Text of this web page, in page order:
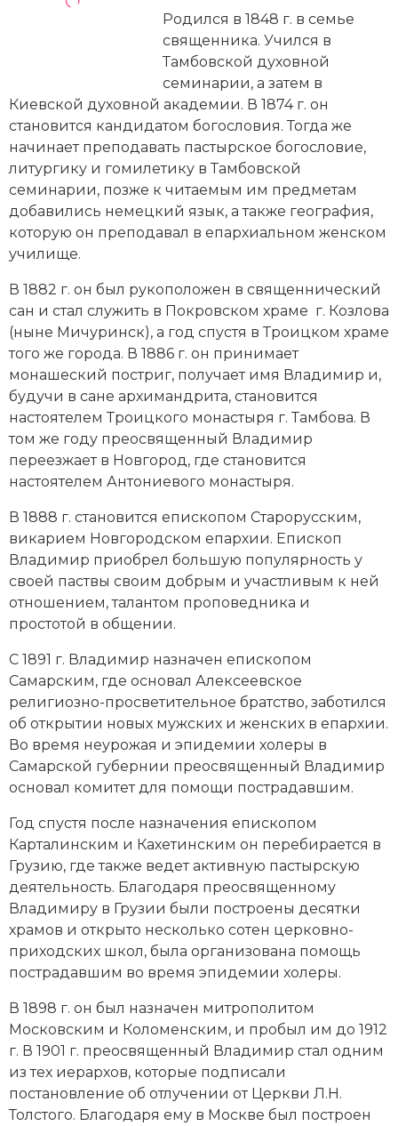
Генеалогия, геральдика
Государство и право
Империи
Историческая география и топонимика
История материальной и духовной культуры
История международных отношений
История, философия, теория и методология
исторического знания
Итория международных отношений
Латинская Америка
Новая история
Новейшая история
Образование
Общественные объединения и организации
Политическая история
Революции и народные движения
Религия и церковь
Россия
Северная Америка
Специальные исторические дисциплины
СССР
Южная Америка
Родился в 1848 г. в семье
священника. Учился в
Тамбовской духовной
семинарии, а затем в
Киевской духовной академии. В 1874 г. он
становится кандидатом богословия. Тогда же
начинает преподавать пастырское богословие,
литургику и гомилетику в Тамбовской
семинарии, позже к читаемым им предметам
добавились немецкий язык, а также география,
которую он преподавал в епархиальном женском
училище.
В 1882 г. он был рукоположен в священнический
сан и стал служить в Покровском храме г. Козлова
(ныне Мичуринск), а год спустя в Троицком храме
того же города. В 1886 г. он принимает
монашеский постриг, получает имя Владимир и,
будучи в сане архимандрита, становится
настоятелем Троицкого монастыря г. Тамбова. В
том же году преосвященный Владимир
переезжает в Новгород, где становится
настоятелем Антониевого монастыря.
В 1888 г. становится епископом Старорусским,
викарием Новгородском епархии. Епископ
Владимир приобрел большую популярность у
своей паствы своим добрым и участливым к ней
отношением, талантом проповедника и
простотой в общении.
С 1891 г. Владимир назначен епископом
Самарским, где основал Алексеевское
религиозно-просветительное братство, заботился
об открытии новых мужских и женских в епархии.
Во время неурожая и эпидемии холеры в
Самарской губернии преосвященный Владимир
основал комитет для помощи пострадавшим.
Год спустя после назначения епископом
Карталинским и Кахетинским он перебирается в
Грузию, где также ведет активную пастырскую
деятельность. Благодаря преосвященному
Владимиру в Грузии были построены десятки
храмов и открыто несколько сотен церковно-
приходских школ, была организована помощь
пострадавшим во время эпидемии холеры.
В 1898 г. он был назначен митрополитом
Московским и Коломенским, и пробыл им до 1912
г. В 1901 г. преосвященный Владимир стал одним
из тех иерархов, которые подписали
постановление об отлучении от Церкви Л.Н.
Толстого. Благодаря ему в Москве был построен